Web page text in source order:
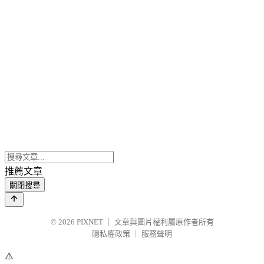
推薦文章
關閉搜尋
© 2026 PIXNET
文章與圖片權利屬原作者所有
隱私權政策
服務聲明
⚠️